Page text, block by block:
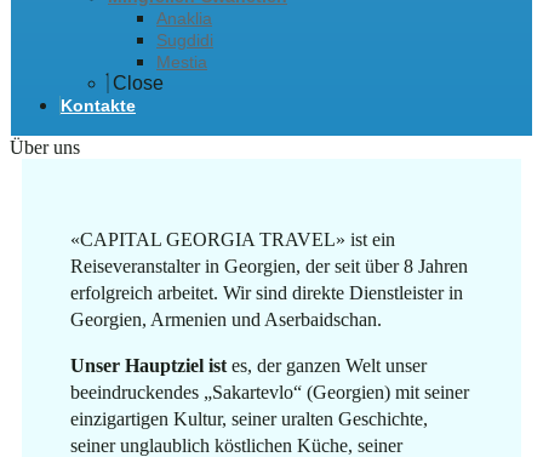
Anaklia
Sugdidi
Mestia
Close
Kontakte
Über uns
«CAPITAL GEORGIA TRAVEL» ist ein
Reiseveranstalter in Georgien, der seit über 8 Jahren
erfolgreich arbeitet. Wir sind direkte Dienstleister in
Georgien, Armenien und Aserbaidschan.
Unser Hauptziel ist es, der ganzen Welt unser
beeindruckendes „Sakartevlo“ (Georgien) mit seiner
einzigartigen Kultur, seiner uralten Geschichte,
seiner unglaublich köstlichen Küche, seiner